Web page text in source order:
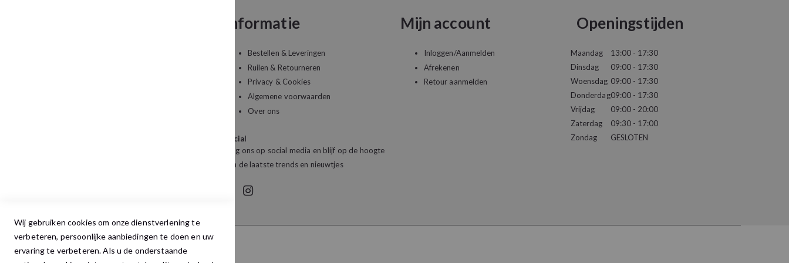
Informatie
Bestellen & Leveringen
Ruilen & Retourneren
Privacy & Cookies
Algemene voorwaarden
Over ons
Social
Volg ons op social media en blijf op de hoogte
van de laatste trends en nieuwtjes
Mijn account
Inloggen/Aanmelden
Afrekenen
Retour aanmelden
Openingstijden
Maandag
Dinsdag
Woensdag
Donderdag
Vrijdag
Zaterdag
Zondag
13:00 - 17:30
09:00 - 17:30
09:00 - 17:30
09:00 - 17:30
09:00 - 20:00
09:30 - 17:00
GESLOTEN
Wij gebruiken cookies om onze dienstverlening te
verbeteren, persoonlijke aanbiedingen te doen en uw
ervaring te verbeteren. Als u de onderstaande